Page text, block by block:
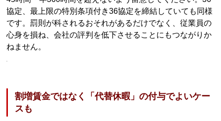
協定、最上限の特別条項付き36協定を締結していても同様
です。罰則が科されるおそれがあるだけでなく、従業員の
心身を損ね、会社の評判を低下させることにもつながりか
ねません。
割増賃金ではなく「代替休暇」の付与でよいケー
スも